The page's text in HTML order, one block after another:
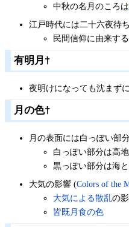
中秋の名月のころは
江戸時代には二十六夜待
民間信仰に由来す
有明月 †
夜明けになっても沈まず
月の色†
月の表面には白っぽい部
白っぽい部分は高
黒っぽい部分は海
大気の影響 (Colors of the
大気による散乱の
皆既月食の色